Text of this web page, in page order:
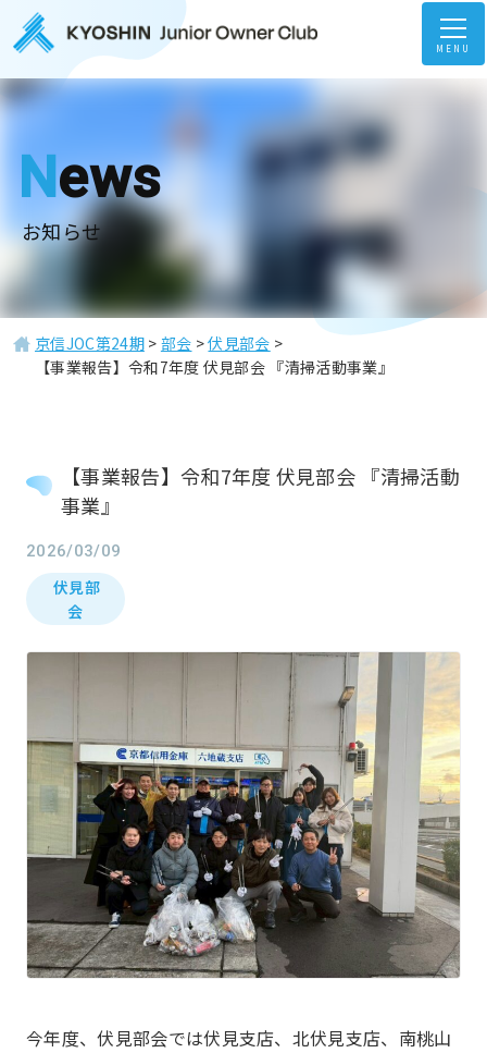
MENU
ホーム Home
お知らせ What’s new
News
お知らせ
京信JOC第24期> 部会 >伏見部会 >
【事業報告】令和7年度 伏見部会 『清掃活動事業』
【事業報告】令和7年度 伏見部会 『清掃活動
事業』
2026/03/09
伏見部
会
今年度、伏見部会では伏見支店、北伏見支店、南桃山